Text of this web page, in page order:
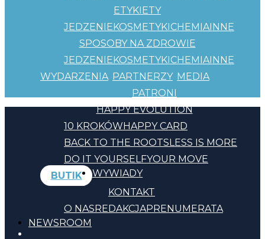
ETYKIETY
JEDZENIEKOSMETYKICHEMIAINNE
SPOSOBY NA ZDROWIE
JEDZENIEKOSMETYKICHEMIAINNE
WYDARZENIA PARTNERZY
PATRONI
MEDIA
HAPPY EVOLUTION
10 KROKÓWHAPPY CARD
BACK TO THE ROOTSLESS IS MORE
DO IT YOURSELFYOUR MOVE
BUTIK
KONTAKT
O NASREDAKCJAPRENUMERATA
WYWIADY
NEWSROOM